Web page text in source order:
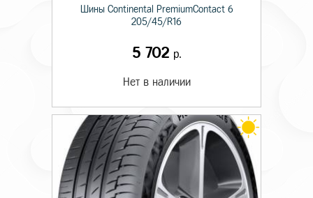
Шины Continental PremiumContact 6
205/45/R16
5 702 р.
Нет в наличии